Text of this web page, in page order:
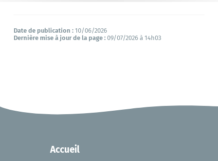
Date de publication : 10/06/2026
Dernière mise à jour de la page : 09/07/2026 à 14h03
Accueil